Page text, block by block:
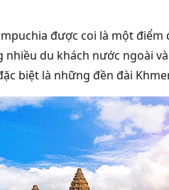
được coi là một
nhiều du khách nước ngoài
biệt là những đền đài